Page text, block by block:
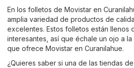
En los folletos de Movistar en
amplia variedad de productos de
excelentes. Estos folletos están llenos
interesantes, así que échale un ojo a
que ofrece Movistar en Curanilahue.
¿Quieres saber si una de las tiendas